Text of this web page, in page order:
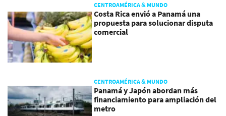
CENTROAMÉRICA & MUNDO
Costa Rica envió a Panamá una
propuesta para solucionar disputa
comercial
CENTROAMÉRICA & MUNDO
Panamá y Japón abordan más
financiamiento para ampliación del
metro